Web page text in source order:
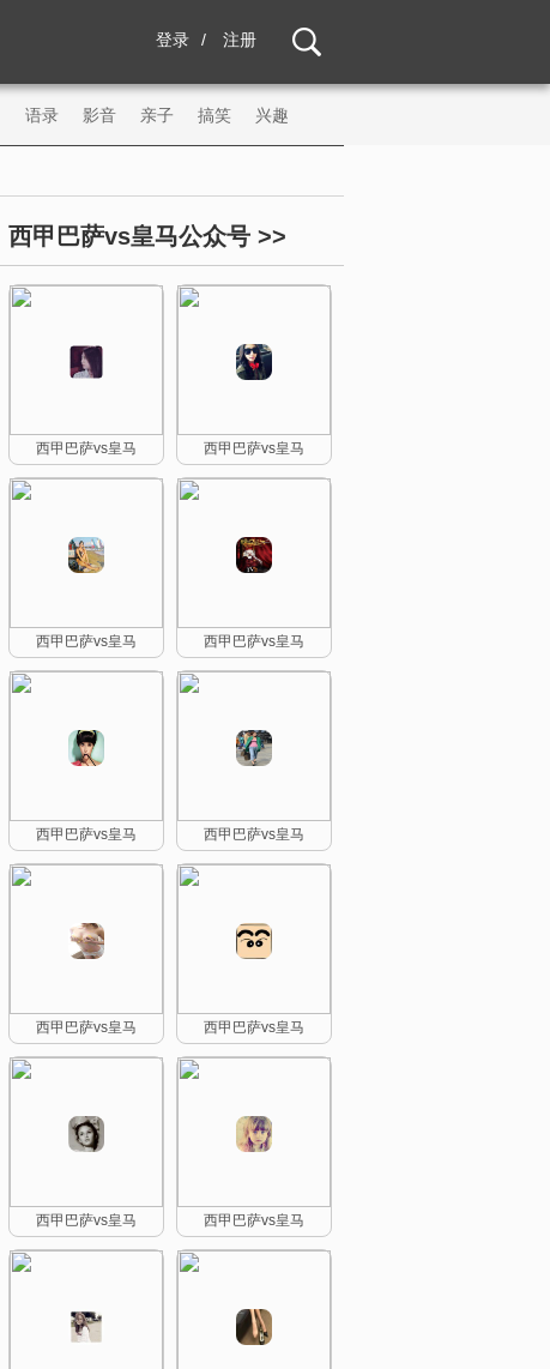
登录 / 注册
语录 影音 亲子 搞笑 兴趣
西甲巴萨vs皇马公众号 >>
西甲巴萨vs皇马 西甲巴萨vs皇马
西甲巴萨vs皇马 西甲巴萨vs皇马
西甲巴萨vs皇马 西甲巴萨vs皇马
西甲巴萨vs皇马 西甲巴萨vs皇马
西甲巴萨vs皇马 西甲巴萨vs皇马